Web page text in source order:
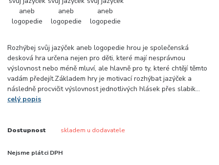
Rozhýbej svůj jazýček aneb logopedie hrou je společenská
desková hra určena nejen pro děti, které mají nesprávnou
výslovnost nebo méně mluví, ale hlavně pro ty, které chtějí těmto
vadám předejít.Základem hry je motivací rozhýbat jazýček a
následně procvičit výslovnost jednotlivých hlásek přes slabik...
celý popis
Dostupnost skladem u dodavatele
Nejsme plátci DPH